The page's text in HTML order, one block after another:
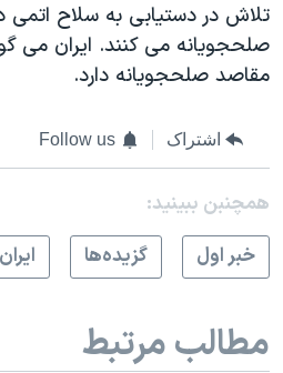
تلاش در دستیابی به سلاح اتمی
صلحجویانه می کنند. ایران می
مقاصد صلحجویانه دارد.
اشتراک Follow us
همچنبن ببینید:
خبر اول
گزيده‌ها ايران
مطالب مرتبط